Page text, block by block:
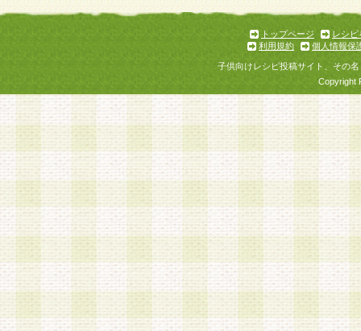
トップページ
レシピ
利用規約
個人情報保
子供向けレシピ投稿サイト、その
Copyright